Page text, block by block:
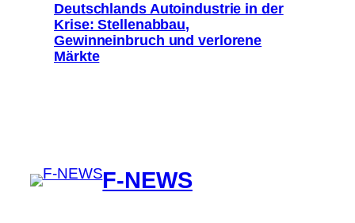
Deutschlands Autoindustrie in der
Krise: Stellenabbau,
Gewinneinbruch und verlorene
Märkte
F-NEWS